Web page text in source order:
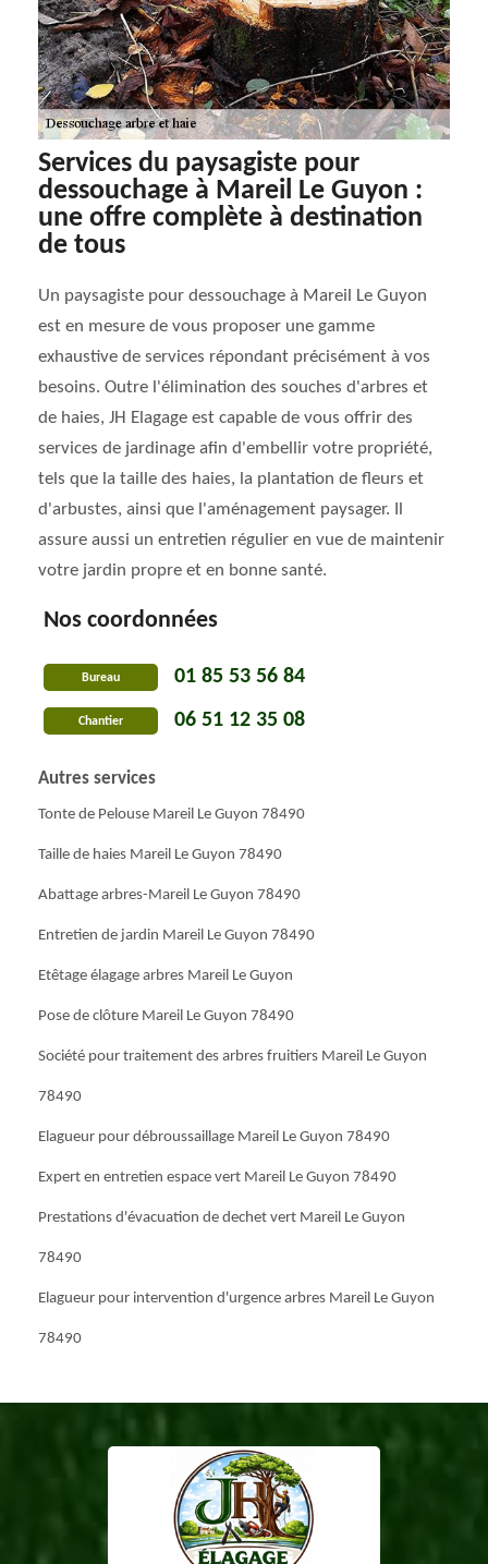
Services du paysagiste pour
dessouchage à Mareil Le Guyon :
une offre complète à destination
de tous
Un paysagiste pour dessouchage à Mareil Le Guyon
est en mesure de vous proposer une gamme
exhaustive de services répondant précisément à vos
besoins. Outre l'élimination des souches d'arbres et
de haies, JH Elagage est capable de vous offrir des
services de jardinage afin d'embellir votre propriété,
tels que la taille des haies, la plantation de fleurs et
d'arbustes, ainsi que l'aménagement paysager. Il
assure aussi un entretien régulier en vue de maintenir
votre jardin propre et en bonne santé.
Nos coordonnées
Bureau 01 85 53 56 84
Chantier 06 51 12 35 08
Autres services
Tonte de Pelouse Mareil Le Guyon 78490
Taille de haies Mareil Le Guyon 78490
Abattage arbres-Mareil Le Guyon 78490
Entretien de jardin Mareil Le Guyon 78490
Etêtage élagage arbres Mareil Le Guyon
Pose de clôture Mareil Le Guyon 78490
Société pour traitement des arbres fruitiers Mareil Le Guyon
78490
Elagueur pour débroussaillage Mareil Le Guyon 78490
Expert en entretien espace vert Mareil Le Guyon 78490
Prestations d'évacuation de dechet vert Mareil Le Guyon
78490
Elagueur pour intervention d'urgence arbres Mareil Le Guyon
78490